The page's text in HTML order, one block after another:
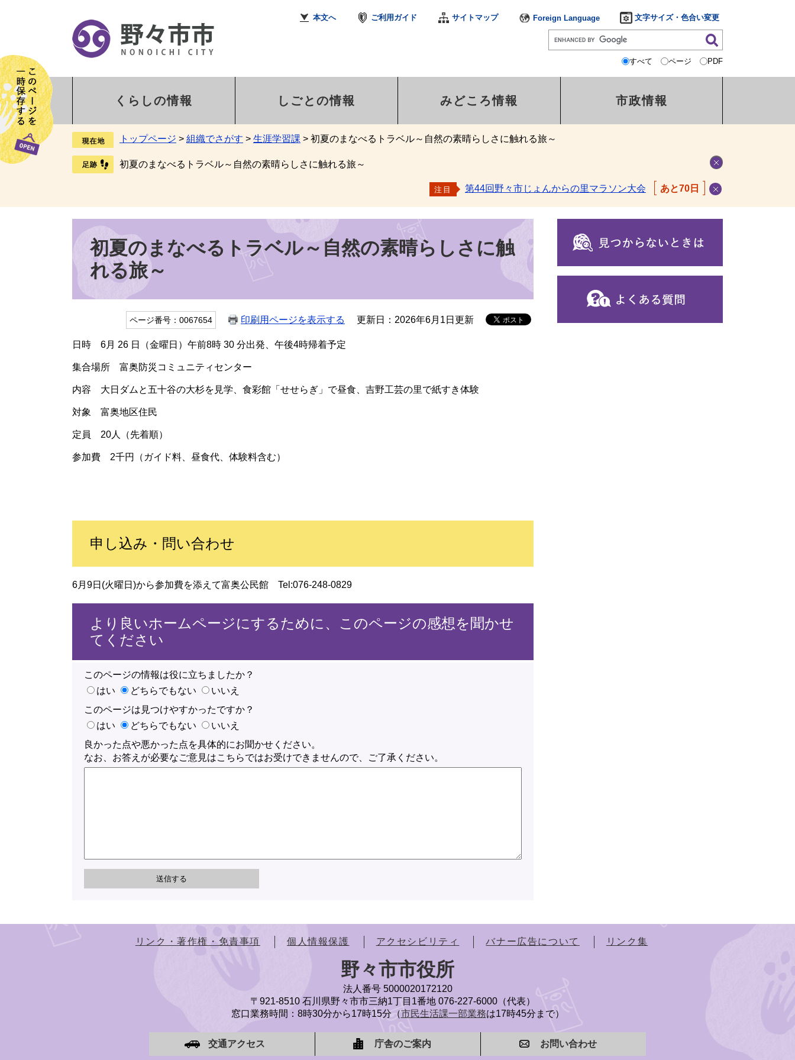
本文へ ご利用ガイド サイトマップ Foreign Language 文字サイズ・色合い変更
すべて ページ PDF
くらしの情報 しごとの情報 みどころ情報 市政情報
トップページ > 組織でさがす > 生涯学習課 > 初夏のまなべるトラベル～自然の素晴らしさに触れる旅～
初夏のまなべるトラベル～自然の素晴らしさに触れる旅～
注目 第44回野々市じょんからの里マラソン大会 あと70日
初夏のまなべるトラベル～自然の素晴らしさに触
れる旅～
ページ番号：0067654 印刷用ページを表示する 更新日：2026年6月1日更新
日時 6月 26 日（金曜日）午前8時 30 分出発、午後4時帰着予定
集合場所 富奥防災コミュニティセンター
内容 大日ダムと五十谷の大杉を見学、食彩館「せせらぎ」で昼食、吉野工芸の里で紙すき体験
対象 富奥地区住民
定員 20人（先着順）
参加費 2千円（ガイド料、昼食代、体験料含む）
申し込み・問い合わせ
6月9日(火曜日)から参加費を添えて富奥公民館 Tel:076-248-0829
より良いホームページにするために、このページの感想を聞かせ
てください
このページの情報は役に立ちましたか？
はい
どちらでもない
いいえ
このページは見つけやすかったですか？
はい
どちらでもない
いいえ
良かった点や悪かった点を具体的にお聞かせください。
なお、お答えが必要なご意見はこちらではお受けできませんので、ご了承ください。
リンク・著作権・免責事項 個人情報保護 アクセシビリティ バナー広告について リンク集
野々市市役所
法人番号 5000020172120
〒921-8510 石川県野々市市三納1丁目1番地 076-227-6000（代表）
窓口業務時間：8時30分から17時15分（市民生活課一部業務は17時45分まで）
交通アクセス 庁舎のご案内 お問い合わせ